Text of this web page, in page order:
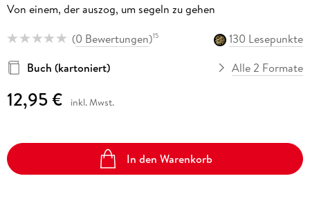
Von einem, der auszog, um segeln zu gehen
(0 Bewertungen)15
130 Lesepunkte
Buch (kartoniert)
Alle 2 Formate
12,95 € inkl. Mwst.
In den Warenkorb